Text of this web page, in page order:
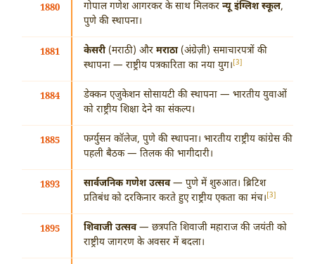
1880 गोपाल गणेश आगरकर के साथ मिलकर न्यू इंग्लिश स्कूल,
पुणे की स्थापना।
1881 केसरी(मराठी) और मराठा(अंग्रेज़ी) समाचारपत्रों की
स्थापना — राष्ट्रीय पत्रकारिता का नया युग। [3]
1884
डेक्कन एजुकेशन सोसायटी की स्थापना — भारतीय युवाओं
को राष्ट्रीय शिक्षा देने का संकल्प।
1885
फर्ग्युसन कॉलेज, पुणे की स्थापना। भारतीय राष्ट्रीय कांग्रेस की
पहली बैठक — तिलक की भागीदारी।
1893 सार्वजनिक गणेश उत्सव— पुणे में शुरुआत। ब्रिटिश
प्रतिबंध को दरकिनार करते हुए राष्ट्रीय एकता का मंच। [3]
1895 शिवाजी उत्सव— छत्रपति शिवाजी महाराज की जयंती को
राष्ट्रीय जागरण के अवसर में बदला।